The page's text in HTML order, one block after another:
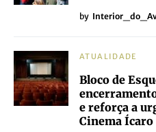
by
ATUALIDADE
Bloco de
e reforça a
Cinema Ícaro